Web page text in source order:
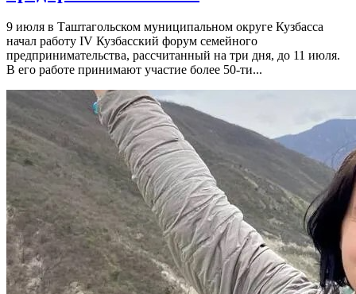
9 июля в Таштагольском муниципальном округе Кузбасса
начал работу IV Кузбасский форум семейного
предпринимательства, рассчитанный на три дня, до 11 июля.
В его работе принимают участие более 50-ти...